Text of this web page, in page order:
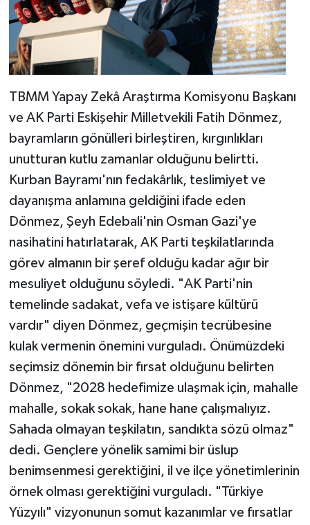
TBMM Yapay Zekâ Araştırma Komisyonu Başkanı
ve AK Parti Eskişehir Milletvekili Fatih Dönmez,
bayramların gönülleri birleştiren, kırgınlıkları
unutturan kutlu zamanlar olduğunu belirtti.
Kurban Bayramı'nın fedakârlık, teslimiyet ve
dayanışma anlamına geldiğini ifade eden
Dönmez, Şeyh Edebali'nin Osman Gazi'ye
nasihatini hatırlatarak, AK Parti teşkilatlarında
görev almanın bir şeref olduğu kadar ağır bir
mesuliyet olduğunu söyledi. "AK Parti'nin
temelinde sadakat, vefa ve istişare kültürü
vardır" diyen Dönmez, geçmişin tecrübesine
kulak vermenin önemini vurguladı. Önümüzdeki
seçimsiz dönemin bir fırsat olduğunu belirten
Dönmez, "2028 hedefimize ulaşmak için, mahalle
mahalle, sokak sokak, hane hane çalışmalıyız.
Sahada olmayan teşkilatın, sandıkta sözü olmaz"
dedi. Gençlere yönelik samimi bir üslup
benimsenmesi gerektiğini, il ve ilçe yönetimlerinin
örnek olması gerektiğini vurguladı. "Türkiye
Yüzyılı" vizyonunun somut kazanımlar ve fırsatlar